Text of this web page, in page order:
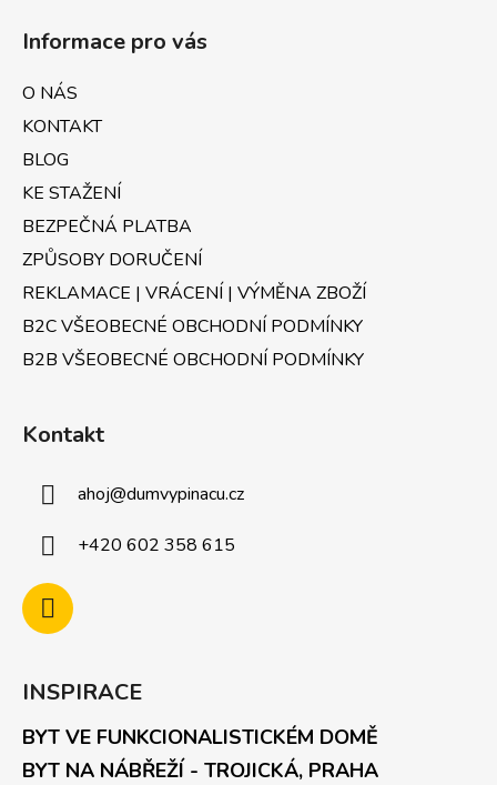
ý
p
i
s
Informace pro vás
O NÁS
KONTAKT
BLOG
KE STAŽENÍ
BEZPEČNÁ PLATBA
ZPŮSOBY DORUČENÍ
REKLAMACE | VRÁCENÍ | VÝMĚNA ZBOŽÍ
B2C VŠEOBECNÉ OBCHODNÍ PODMÍNKY
B2B VŠEOBECNÉ OBCHODNÍ PODMÍNKY
Kontakt
ahoj@dumvypinacu.cz
+420 602 358 615
INSPIRACE
BYT VE FUNKCIONALISTICKÉM DOMĚ
BYT NA NÁBŘEŽÍ - TROJICKÁ, PRAHA